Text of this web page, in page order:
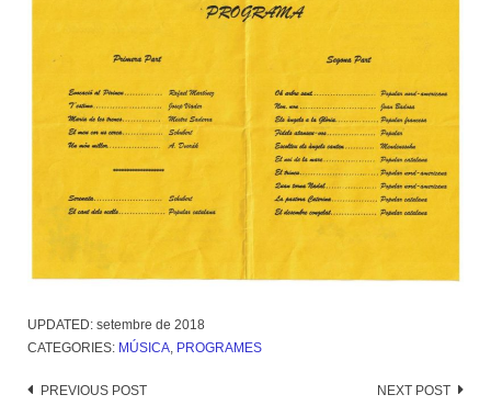
UPDATED: setembre de 2018
CATEGORIES: MÚSICA PROGRAMES
Post
PREVIOUS POST NEXT POST